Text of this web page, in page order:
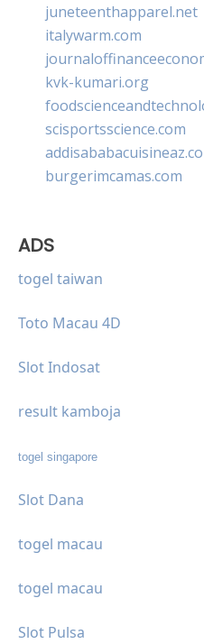
juneteenthapparel.net
italywarm.com
kvk-kumari.org
scisportsscience.com
burgerimcamas.com
ADS
togel taiwan
Toto Macau 4D
Slot Indosat
result kamboja
togel singapore
Slot Dana
togel macau
togel macau
Slot Pulsa